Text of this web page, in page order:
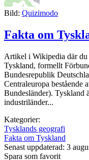
Bild: Quizimodo
Fakta om
Artikel i Wikipedia där du
Tyskland, formellt
Bundesrepublik
Centraleuropa bestående
Bundesländer). Tyskland
industriländer...
Kategorier:
Tysklands geografi
Fakta om Tyskland
Senast uppdaterad: 3
Spara som favorit